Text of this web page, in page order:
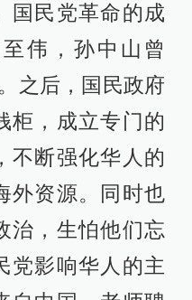
国民党革命的成
伟，孙中山曾
之后，国民政府
柜，成立专门的
不断强化华人的
外资源。同时也
治，生怕他们忘
党影响华人的主